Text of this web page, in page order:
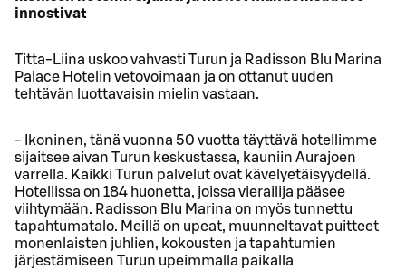
innostivat
Titta-Liina uskoo vahvasti Turun ja Radisson Blu Marina
Palace Hotelin vetovoimaan ja on ottanut uuden
tehtävän luottavaisin mielin vastaan.
- Ikoninen, tänä vuonna 50 vuotta täyttävä hotellimme
sijaitsee aivan Turun keskustassa, kauniin Aurajoen
varrella. Kaikki Turun palvelut ovat kävelyetäisyydellä.
Hotellissa on 184 huonetta, joissa vierailija pääsee
viihtymään. Radisson Blu Marina on myös tunnettu
tapahtumatalo. Meillä on upeat, muunneltavat puitteet
monenlaisten juhlien, kokousten ja tapahtumien
järjestämiseen Turun upeimmalla paikalla